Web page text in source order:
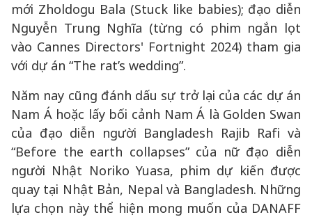
mới Zholdogu Bala (Stuck like babies); đạo diễn
Nguyễn Trung Nghĩa (từng có phim ngắn lọt
vào Cannes Directors' Fortnight 2024) tham gia
với dự án “The rat’s wedding”.
Năm nay cũng đánh dấu sự trở lại của các dự án
Nam Á hoặc lấy bối cảnh Nam Á là Golden Swan
của đạo diễn người Bangladesh Rajib Rafi và
“Before the earth collapses” của nữ đạo diễn
người Nhật Noriko Yuasa, phim dự kiến được
quay tại Nhật Bản, Nepal và Bangladesh. Những
lựa chọn này thể hiện mong muốn của DANAFF